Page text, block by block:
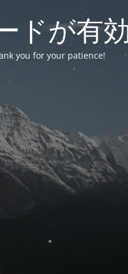
ドが有
you for your patience!